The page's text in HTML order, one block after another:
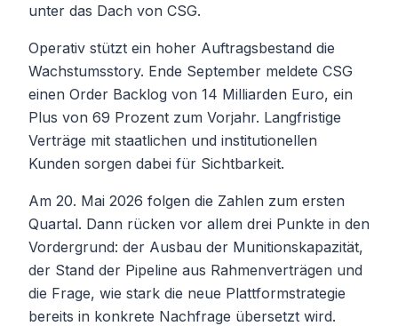
unter das Dach von CSG.
Operativ stützt ein hoher Auftragsbestand die
Wachstumsstory. Ende September meldete CSG
einen Order Backlog von 14 Milliarden Euro, ein
Plus von 69 Prozent zum Vorjahr. Langfristige
Verträge mit staatlichen und institutionellen
Kunden sorgen dabei für Sichtbarkeit.
Am 20. Mai 2026 folgen die Zahlen zum ersten
Quartal. Dann rücken vor allem drei Punkte in den
Vordergrund: der Ausbau der Munitionskapazität,
der Stand der Pipeline aus Rahmenverträgen und
die Frage, wie stark die neue Plattformstrategie
bereits in konkrete Nachfrage übersetzt wird.